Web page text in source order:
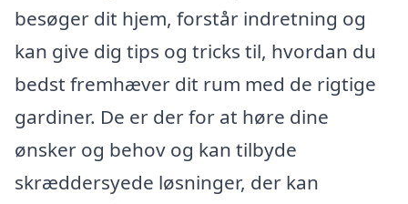
besøger dit hjem, forstår indretning og
kan give dig tips og tricks til, hvordan du
bedst fremhæver dit rum med de rigtige
gardiner. De er der for at høre dine
ønsker og behov og kan tilbyde
skræddersyede løsninger, der kan